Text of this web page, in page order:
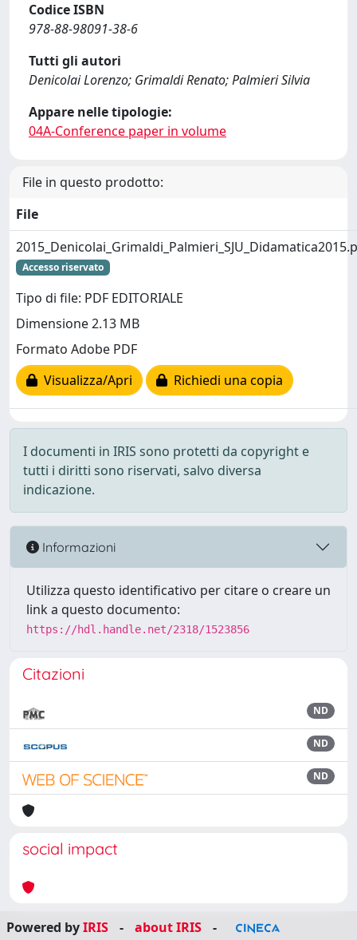
Codice ISBN
978-88-98091-38-6
Tutti gli autori
Denicolai Lorenzo; Grimaldi Renato; Palmieri Silvia
Appare nelle tipologie:
04A-Conference paper in volume
File in questo prodotto:
File
Accesso riservato
Tipo di file: PDF EDITORIALE
Dimensione 2.13 MB
Formato Adobe PDF
Visualizza/Apri
Richiedi una copia
I documenti in IRIS sono protetti da copyright e
tutti i diritti sono riservati, salvo diversa
indicazione.
Informazioni
Utilizza questo identificativo per citare o creare un
link a questo documento:
https://hdl.handle.net/2318/1523856
Citazioni
ND
ND
ND
social impact
Powered byIRIS - about IRIS
-